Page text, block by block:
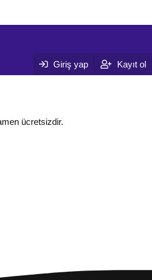
Giriş yap Kayıt ol
ücretsizdir.